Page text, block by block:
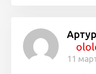
Артур
11